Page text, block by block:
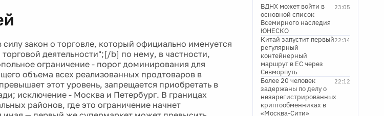
силу закон о торговле, который официально именуется
деятельности";[/b] по нему, в частности,
ограничение - порог доминирования для
объема всех реализованных продтоваров в
этот уровень, запрещается приобретать в
исключение - Москва и Петербург. В границах
районов, где это ограничение начнет
23:05
ВДНХ может войти в
основной список
Всемирного наследия
ЮНЕСКО
22:34
Китай запустит первый
регулярный
контейнерный
маршрут в ЕС через
Севморпуть
22:12
Более 20 человек
задержаны по делу о
незарегистрированных
криптообменниках в
«Москва-Сити»